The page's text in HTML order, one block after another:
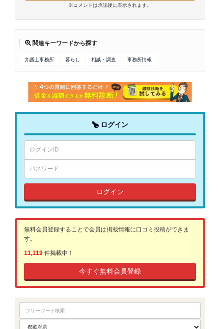
※コメントは承認後に表示されます。
関連キーワードから探す
弁護士事務所 暮らし 相談・調査 事務所情報
ログイン
ログイン
無料会員登録することで会員は掲載情報に口コミ投稿ができま
す。
11,119 件掲載中！
今すぐ無料会員登録